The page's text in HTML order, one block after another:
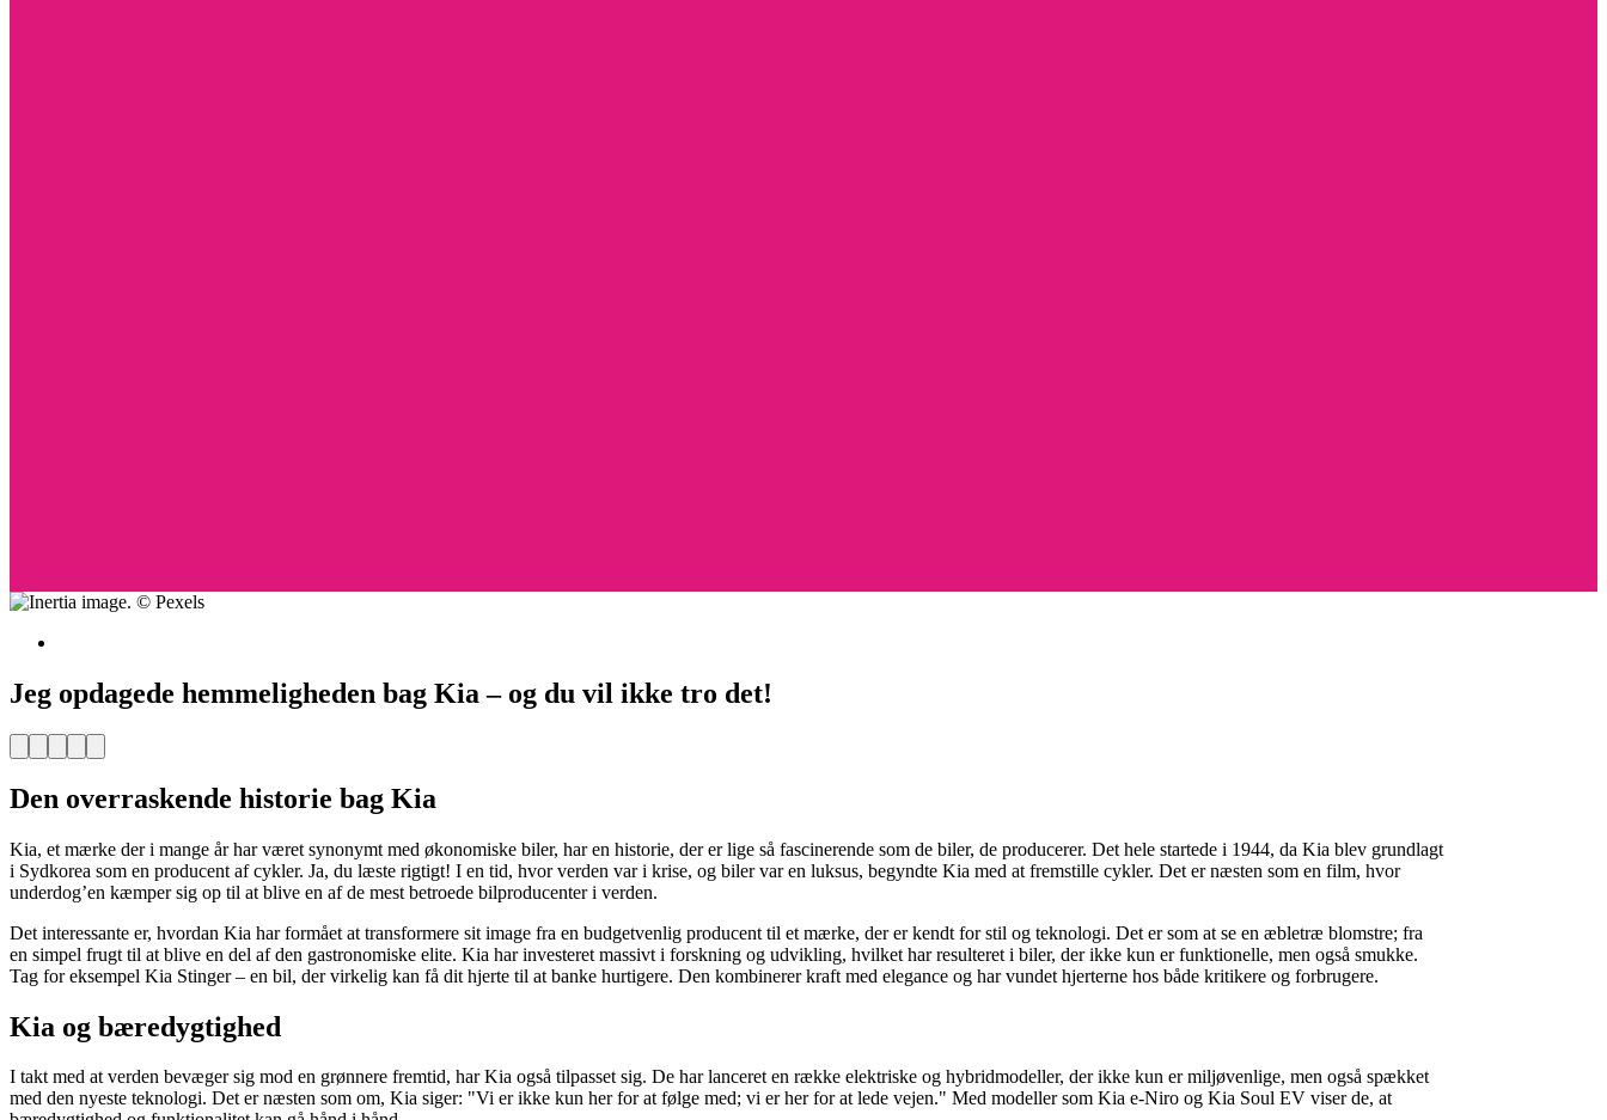
Jeg opdagede hemmeligheden bag Kia – og du vil ikke tro det!
Facebook
Pinterest
Twitter
PrintEmail
Den overraskende historie bag Kia
Kia, et mærke der i mange år har været synonymt med økonomiske biler, har en historie, der er lige så fascinerende som de biler, de producerer. Det hele startede i 1944, da Kia blev grundlagt
i Sydkorea som en producent af cykler. Ja, du læste rigtigt! I en tid, hvor verden var i krise, og biler var en luksus, begyndte Kia med at fremstille cykler. Det er næsten som en film, hvor
underdog’en kæmper sig op til at blive en af de mest betroede bilproducenter i verden.
Det interessante er, hvordan Kia har formået at transformere sit image fra en budgetvenlig producent til et mærke, der er kendt for stil og teknologi. Det er som at se en æbletræ blomstre; fra
en simpel frugt til at blive en del af den gastronomiske elite. Kia har investeret massivt i forskning og udvikling, hvilket har resulteret i biler, der ikke kun er funktionelle, men også smukke.
Tag for eksempel Kia Stinger – en bil, der virkelig kan få dit hjerte til at banke hurtigere. Den kombinerer kraft med elegance og har vundet hjerterne hos både kritikere og forbrugere.
Kia og bæredygtighed
I takt med at verden bevæger sig mod en grønnere fremtid, har Kia også tilpasset sig. De har lanceret en række elektriske og hybridmodeller, der ikke kun er miljøvenlige, men også spækket
med den nyeste teknologi. Det er næsten som om, Kia siger: "Vi er ikke kun her for at følge med; vi er her for at lede vejen." Med modeller som Kia e-Niro og Kia Soul EV viser de, at